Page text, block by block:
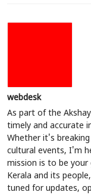
webdesk
As part of the
timely and accurate
Whether it's
cultural events, I'm
mission is to be
Kerala and its
tuned for updates,